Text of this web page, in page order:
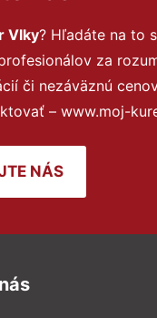
Vlky? Hľadáte na to
za
či nezáväznú
– www.moj-
NÁS